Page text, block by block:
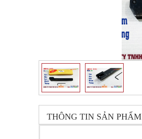
THÔNG TIN SẢN PHẨM